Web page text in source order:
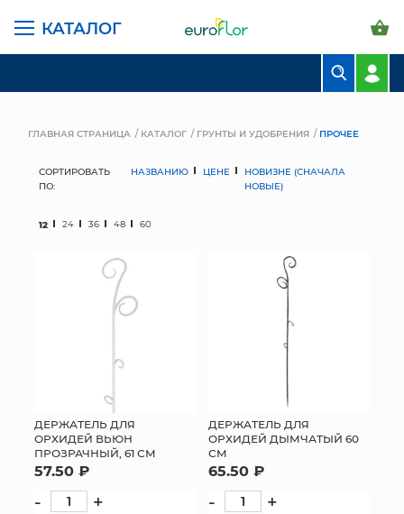
КАТАЛОГ
МЯГКИЕ ИГРУШКИ
КОРЗИНЫ
ГЛАВНАЯ СТРАНИЦА КАТАЛОГ ГРУНТЫ И УДОБРЕНИЯ ПРОЧЕЕ
СОРТИРОВАТЬ
ПО:
НАЗВАНИЮ ЦЕНЕ
НОВИЗНЕ (СНАЧАЛА
НОВЫЕ)
12 24 36 48 60
ДЕРЖАТЕЛЬ ДЛЯ
ОРХИДЕЙ ВЬЮН
ПРОЗРАЧНЫЙ, 61 СМ
57.50 ₽
- +
ДЕРЖАТЕЛЬ ДЛЯ
ОРХИДЕЙ ДЫМЧАТЫЙ 60
СМ
65.50 ₽
- +